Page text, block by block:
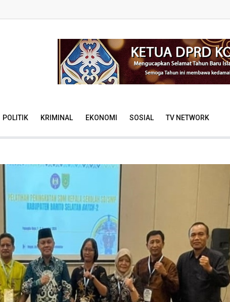
POLITIK KRIMINAL EKONOMI SOSIAL TV NETWORK